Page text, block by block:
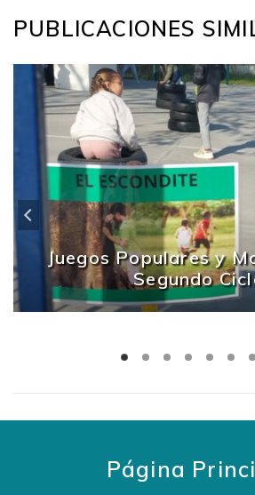
PUBLICACIONES
Juegos Populares y
Segundo
Página